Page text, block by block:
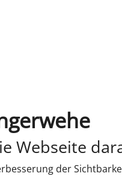
Webseite
der